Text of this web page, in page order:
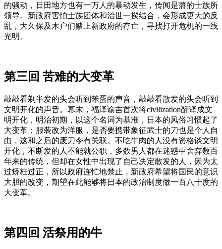
的骚动，日田地方也有一万人的暴动发生，传闻是藩的士族所
领导。新政府害怕士族团体和治世一揆结合，会形成更大的反
乱，大久保及木户们赌上新政府的存亡，寻找打开危机的一线
光明。
第三回 苦难的大变革
敲敲看剃半发的头会听到笨蛋的声音，敲敲看散发的头会听到
文明开化的声音。幕末，福泽谕吉首次将civilization翻译成文
明开化，明治初期，以这个名词为基准，日本的风俗习惯起了
大变革：服装改为洋服，是否要携带象征武士的刀也是个人自
由，这和之后的废刀令有关联。不吃牛肉的人没有资格谈文明
开化，不断发的人不能就公职，多数男人都在迷惑中舍弃数百
年来的传统，但却在女性中出现了自己决定散发的人，因为太
过矫枉过正，所以政府连忙地禁止，新政府希望将国民的意识
大胆的改变，期望在此能够将日本的政治制度做一百八十度的
大变革。
第四回 活祭用的牛